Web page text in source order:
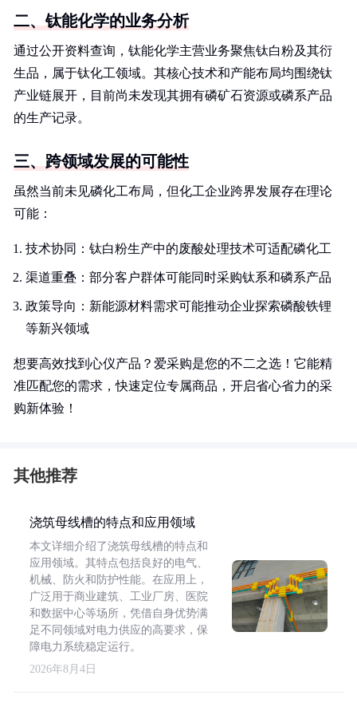
二、钛能化学的业务分析
通过公开资料查询，钛能化学主营业务聚焦钛白粉及其衍
生品，属于钛化工领域。其核心技术和产能布局均围绕钛
产业链展开，目前尚未发现其拥有磷矿石资源或磷系产品
的生产记录。
三、跨领域发展的可能性
虽然当前未见磷化工布局，但化工企业跨界发展存在理论
可能：
技术协同：钛白粉生产中的废酸处理技术可适配磷化工
渠道重叠：部分客户群体可能同时采购钛系和磷系产品
政策导向：新能源材料需求可能推动企业探索磷酸铁锂
等新兴领域
想要高效找到心仪产品？爱采购是您的不二之选！它能精
准匹配您的需求，快速定位专属商品，开启省心省力的采
购新体验！
其他推荐
浇筑母线槽的特点和应用领域
本文详细介绍了浇筑母线槽的特点和
应用领域。其特点包括良好的电气、
机械、防火和防护性能。在应用上，
广泛用于商业建筑、工业厂房、医院
和数据中心等场所，凭借自身优势满
足不同领域对电力供应的高要求，保
障电力系统稳定运行。
2026年8月4日